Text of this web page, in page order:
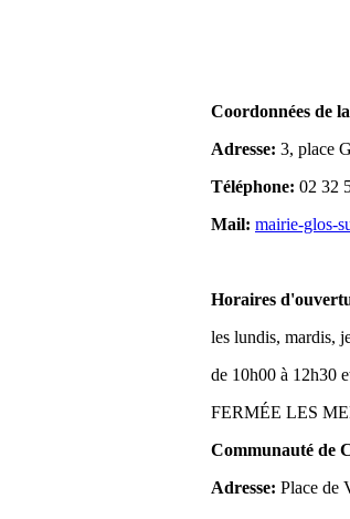
Coordonnées de
Adresse: 3, place
Téléphone: 02 32
Mail: mairie-glos-
Horaires
les lundis, mardis,
de 10h00 à 12h30
FERMÉE LES
Communauté de
Adresse: Place de